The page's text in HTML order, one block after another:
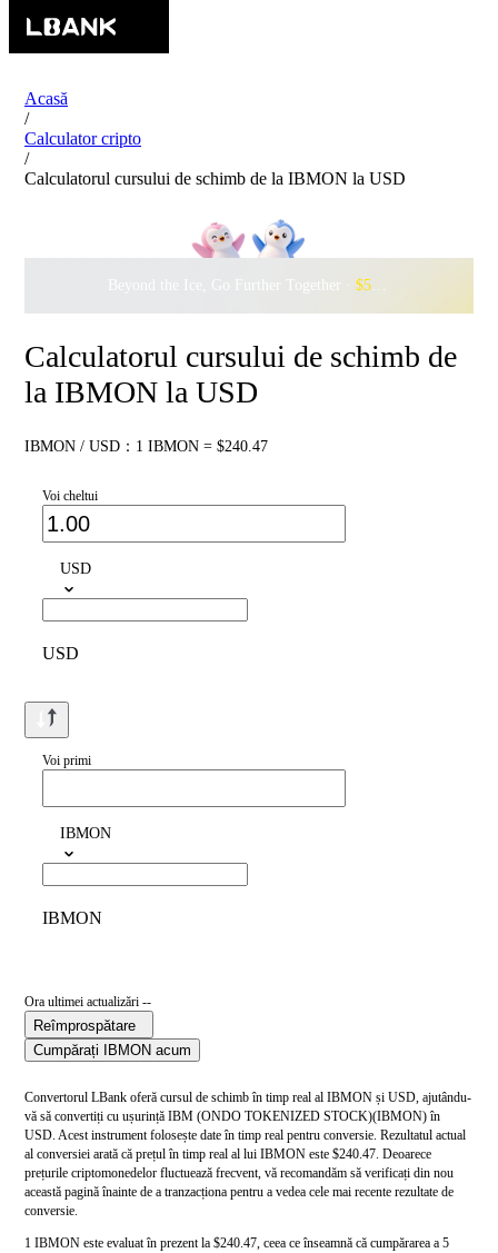
Acasă
/
Calculator cripto
/
Calculatorul cursului de schimb de la IBMON la USD
Beyond the Ice, Go Further Together · $500,000
Calculatorul cursului de schimb de
la IBMON la USD
IBMON / USD：1 IBMON = $240.47
Voi cheltui
USD
USD
Voi primi
IBMON
IBMON
Ora ultimei actualizări --
Reîmprospătare
Cumpărați IBMON acum
Convertorul LBank oferă cursul de schimb în timp real al IBMON și USD, ajutându-
vă să convertiți cu ușurință IBM (ONDO TOKENIZED STOCK)(IBMON) în
USD. Acest instrument folosește date în timp real pentru conversie. Rezultatul actual
al conversiei arată că prețul în timp real al lui IBMON este $240.47. Deoarece
prețurile criptomonedelor fluctuează frecvent, vă recomandăm să verificați din nou
această pagină înainte de a tranzacționa pentru a vedea cele mai recente rezultate de
conversie.
1 IBMON este evaluat în prezent la $240.47, ceea ce înseamnă că cumpărarea a 5